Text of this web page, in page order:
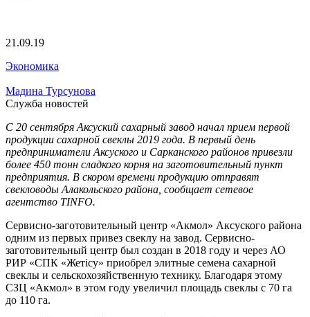
21.09.19
Экономика
Мадина Турсунова
Служба новостей
С 20 сентября Аксуский сахарный завод начал прием первой
продукции сахарной свеклы 2019 года. В первый день
предприниматели Аксуского и Сарканского районов привезли
более 450 тонн сладкого корня на заготовительный пункт
предприятия. В скором времени продукцию отправят
свекловоды Алакольского района, сообщает сетевое
агентство TINFO.
Сервисно-заготовительный центр «Акмол» Аксуского района
одним из первых привез свеклу на завод. Сервисно-
заготовительный центр был создан в 2018 году и через АО
РИР «СПК «Жетісу» приобрел элитные семена сахарной
свеклы и сельскохозяйственную технику. Благодаря этому
СЗЦ «Акмол» в этом году увеличил площадь свеклы с 70 га
до 110 га.